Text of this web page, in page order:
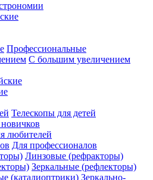
Профессиональные
С большим увеличением
Телескопы для детей
любителей
Для профессионалов
Линзовые (рефракторы)
Зеркальные (рефлекторы)
Зеркально-